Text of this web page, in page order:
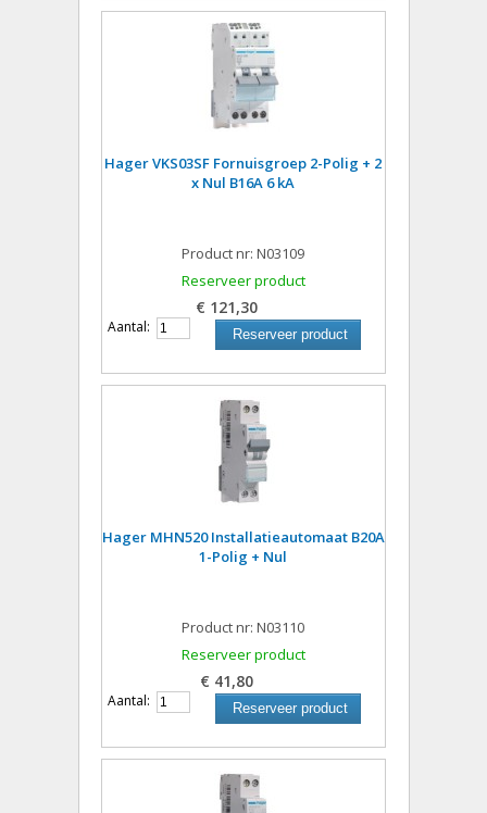
Hager VKS03SF Fornuisgroep 2-Polig + 2
x Nul B16A 6 kA
Product nr: N03109
Reserveer product
€ 121,30
Aantal: Reserveer product
Hager MHN520 Installatieautomaat B20A
1-Polig + Nul
Product nr: N03110
Reserveer product
€ 41,80
Aantal: Reserveer product